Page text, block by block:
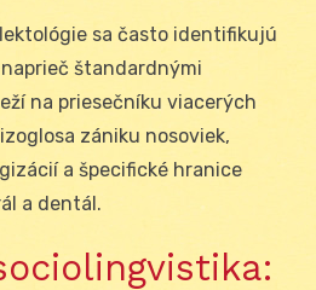
sa často identifikujú
štandardnými
na priesečníku viacerých
zániku nosoviek,
a špecifické hranice
a dentál.